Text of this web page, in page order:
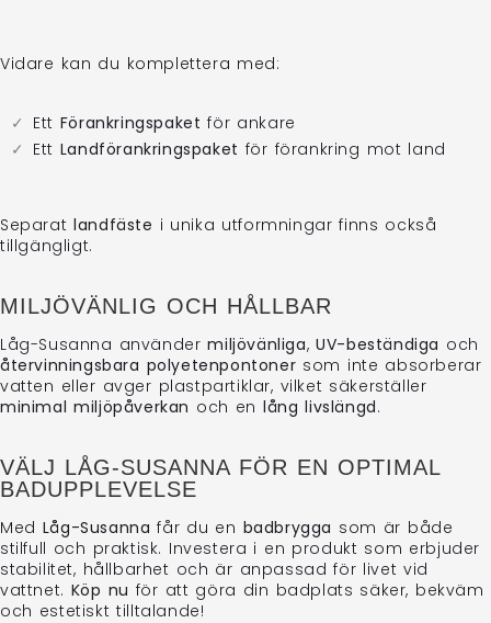
Vidare kan du komplettera med:
Ett Förankringspaket för ankare
Ett Landförankringspaket för förankring mot land
Separatlandfäste i unika utformningar finns också
tillgängligt.
MILJÖVÄNLIG OCH HÅLLBAR
Låg-Susanna användermiljövänliga,UV-beständiga och
återvinningsbara polyetenpontoner som inte absorberar
vatten eller avger plastpartiklar, vilket säkerställer
minimal miljöpåverkan och en lång livslängd.
VÄLJ LÅG-SUSANNA FÖR EN OPTIMAL
BADUPPLEVELSE
Med Låg-Susanna får du en badbrygga som är både
stilfull och praktisk. Investera i en produkt som erbjuder
stabilitet, hållbarhet och är anpassad för livet vid
vattnet. Köp nu för att göra din badplats säker, bekväm
och estetiskt tilltalande!